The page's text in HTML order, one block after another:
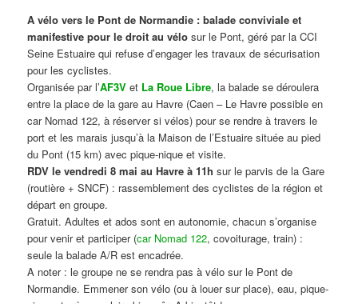
A vélo vers le Pont de Normandie : balade conviviale et
manifestive pour le droit au vélo sur le Pont, géré par la CCI
Seine Estuaire qui refuse d’engager les travaux de sécurisation
pour les cyclistes.
Organisée par l’AF3V et La Roue Libre, la balade se déroulera
entre la place de la gare au Havre (Caen – Le Havre possible en
car Nomad 122, à réserver si vélos) pour se rendre à travers le
port et les marais jusqu’à la Maison de l’Estuaire située au pied
du Pont (15 km) avec pique-nique et visite.
RDV le vendredi 8 mai au Havre à 11h sur le parvis de la Gare
(routière + SNCF) : rassemblement des cyclistes de la région et
départ en groupe.
Gratuit. Adultes et ados sont en autonomie, chacun s’organise
pour venir et participer (car Nomad 122, covoiturage, train) :
seule la balade A/R est encadrée.
A noter : le groupe ne se rendra pas à vélo sur le Pont de
Normandie. Emmener son vélo (ou à louer sur place), eau, pique-